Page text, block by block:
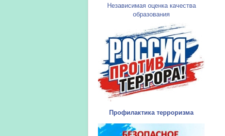
Независимая оценка качества
образования
Профилактика терроризма